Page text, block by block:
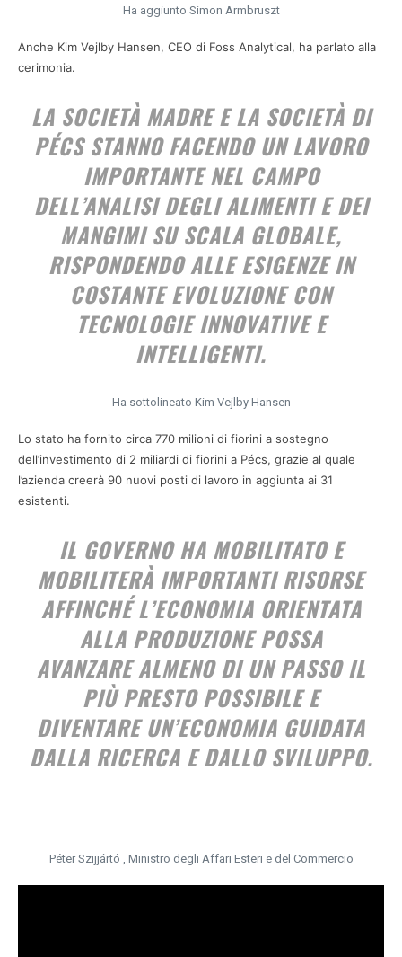
Ha aggiunto Simon Armbruszt
Anche Kim Vejlby Hansen, CEO di Foss Analytical, ha parlato alla
cerimonia.
LA SOCIETÀ MADRE E LA SOCIETÀ DI
PÉCS STANNO FACENDO UN LAVORO
IMPORTANTE NEL CAMPO
DELL’ANALISI DEGLI ALIMENTI E DEI
MANGIMI SU SCALA GLOBALE,
RISPONDENDO ALLE ESIGENZE IN
COSTANTE EVOLUZIONE CON
TECNOLOGIE INNOVATIVE E
INTELLIGENTI.
Ha sottolineato Kim Vejlby Hansen
Lo stato ha fornito circa 770 milioni di fiorini a sostegno
dell’investimento di 2 miliardi di fiorini a Pécs, grazie al quale
l’azienda creerà 90 nuovi posti di lavoro in aggiunta ai 31
esistenti.
IL GOVERNO HA MOBILITATO E
MOBILITERÀ IMPORTANTI RISORSE
AFFINCHÉ L’ECONOMIA ORIENTATA
ALLA PRODUZIONE POSSA
AVANZARE ALMENO DI UN PASSO IL
PIÙ PRESTO POSSIBILE E
DIVENTARE UN’ECONOMIA GUIDATA
DALLA RICERCA E DALLO SVILUPPO.
Péter Szijjártó , Ministro degli Affari Esteri e del Commercio